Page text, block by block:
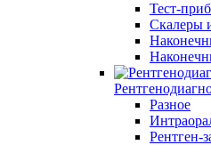
Тест-
Скалеры
Разное
Рентген-